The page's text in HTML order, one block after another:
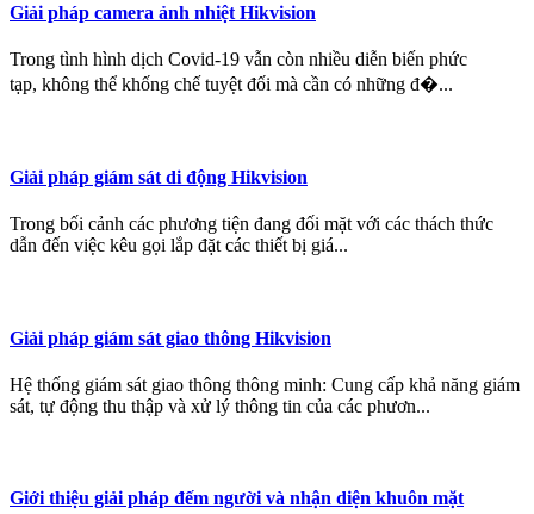
Giải pháp camera ảnh nhiệt Hikvision
Trong tình hình dịch Covid-19 vẫn còn nhiều diễn biến phức
tạp, không thể khống chế tuyệt đối mà cần có những đ�...
Giải pháp giám sát di động Hikvision
Trong bối cảnh các phương tiện đang đối mặt với các thách thức
dẫn đến việc kêu gọi lắp đặt các thiết bị giá...
Giải pháp giám sát giao thông Hikvision
Hệ thống giám sát giao thông thông minh: Cung cấp khả năng giám
sát, tự động thu thập và xử lý thông tin của các phươn...
Giới thiệu giải pháp đếm người và nhận diện khuôn mặt